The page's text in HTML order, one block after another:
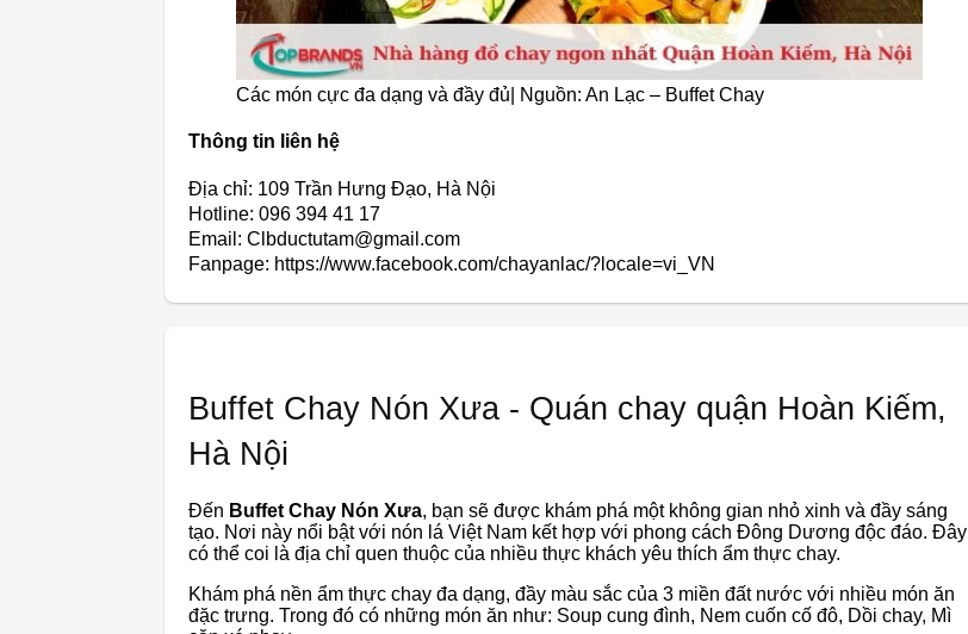
Các món cực đa dạng và đầy đủ| Nguồn: An Lạc – Buffet Chay
Thông tin liên hệ
Địa chỉ: 109 Trần Hưng Đạo, Hà Nội
Hotline: 096 394 41 17
Email: Clbductutam@gmail.com
Fanpage: https://www.facebook.com/chayanlac/?locale=vi_VN
Buffet Chay Nón Xưa - Quán chay quận Hoàn Kiếm,
Hà Nội
Đến Buffet Chay Nón Xưa, bạn sẽ được khám phá một không gian nhỏ xinh và đầy sáng
tạo. Nơi này nổi bật với nón lá Việt Nam kết hợp với phong cách Đông Dương độc đáo. Đây
có thể coi là địa chỉ quen thuộc của nhiều thực khách yêu thích ẩm thực chay.
Khám phá nền ẩm thực chay đa dạng, đầy màu sắc của 3 miền đất nước với nhiều món ăn
đặc trưng. Trong đó có những món ăn như: Soup cung đình, Nem cuốn cố đô, Dồi chay, Mì